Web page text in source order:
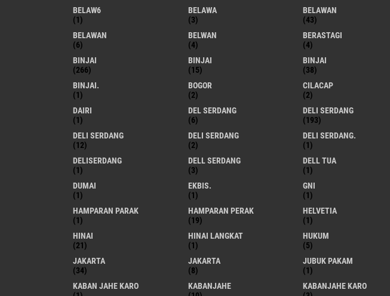
BELAW6
(1)
BELAWA
(3)
BELAWAN
(43)
BELAWAN
(6)
BELWAN
(4)
BERASTAGI
(4)
BINJAI
(266)
BINJAI
(15)
BINJAI
(38)
BINJAI.
(1)
BOGOR
(2)
CILACAP
(2)
DAIRI
(1)
DEL SERDANG
(6)
DELI SERDANG
(193)
DELI SERDANG
(12)
DELI SERDANG
(2)
DELI SERDANG.
(1)
DELISERDANG
(1)
DELL SERDANG
(3)
DELL TUA
(1)
DUMAI
(1)
EKBIS.
(1)
GNI
(1)
HAMPARAN PARAK
(1)
HAMPARAN PERAK
(19)
HELVETIA
(1)
HINAI
(21)
HINAI LANGKAT
(1)
HUKUM
(5)
JAKARTA
(34)
JAKARTA
(8)
JUBUK PAKAM
(1)
KABAN JAHE KARO
KABANJAHE
KABANJAHE KARO